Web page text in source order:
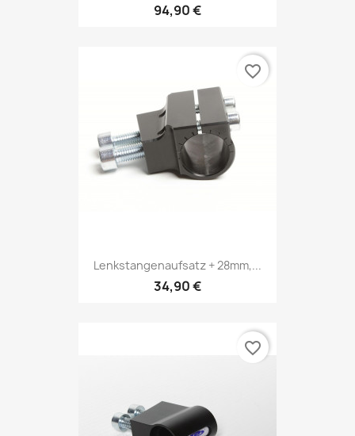
94,90 €
Lenkstangenaufsatz + 28mm,...
34,90 €
favorite_border
favorite_border